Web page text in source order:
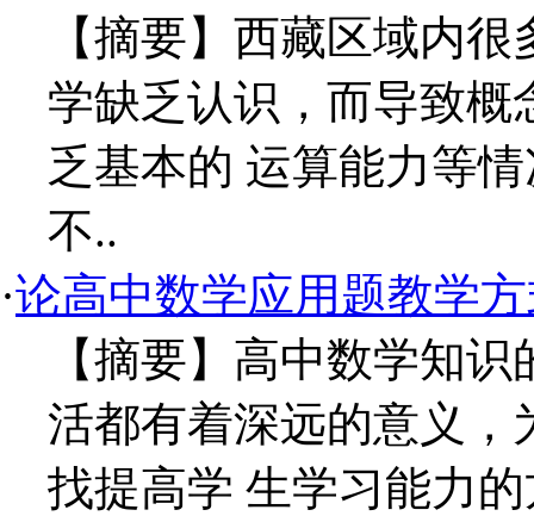
【摘要】西藏区域内
学缺乏认识，而导致概
乏基本的 运算能力等
不..
·论高中数学应用题教学
【摘要】高中数学知
活都有着深远的意义，
找提高学 生学习能力